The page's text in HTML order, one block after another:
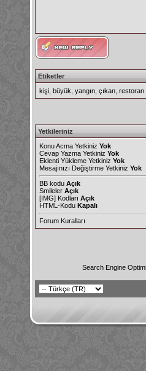
Etiketler
kişi büyük yangın çıkan restoran
Yetkileriniz
Konu Acma Yetkiniz Yok
Cevap Yazma Yetkiniz Yok
Eklenti Yükleme Yetkiniz Yok
Mesajınızı Değiştirme Yetkiniz Yok
BB kodu Açık
Smileler Açık
[IMG] Kodları Açık
HTML-Kodu Kapalı
Forum Kuralları
Search Engine